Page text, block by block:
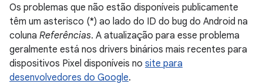
Os problemas que não estão disponíveis publicamente
têm um asterisco (*) ao lado do ID do bug do Android na
coluna Referências. A atualização para esse problema
geralmente está nos drivers binários mais recentes para
dispositivos Pixel disponíveis no site para
desenvolvedores do Google.